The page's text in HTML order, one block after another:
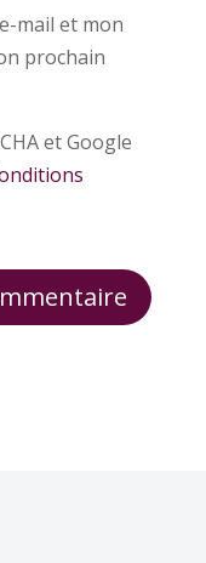
mail et mon
prochain
et Google